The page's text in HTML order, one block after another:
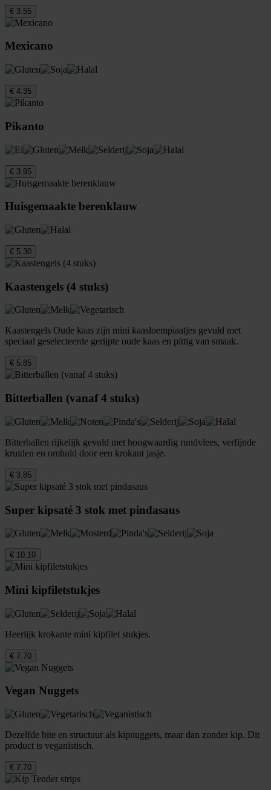
€ 3.55
Mexicano
€ 4.35
Pikanto
€ 3.95
Huisgemaakte berenklauw
€ 5.30
Kaastengels (4 stuks)
Kaastengels Oude kaas zijn mini kaasloempiaatjes gevuld met
speciaal geselecteerde gerijpte oude kaas en pittig van smaak.
€ 5.85
Bitterballen (vanaf 4 stuks)
Bitterballen rijkelijk gevuld met hoogwaardig rundvlees, verfijnde
kruiden en omhuld door een krokant jasje.
€ 3.85
Super kipsaté 3 stok met pindasaus
€ 10.10
Mini kipfiletstukjes
Heerlijk krokante mini kipfilet stukjes.
€ 7.70
Vegan Nuggets
Dezelfde bite en structuur als kipnuggets, maar dan zonder kip. Dit
product is veganistisch.
€ 7.70